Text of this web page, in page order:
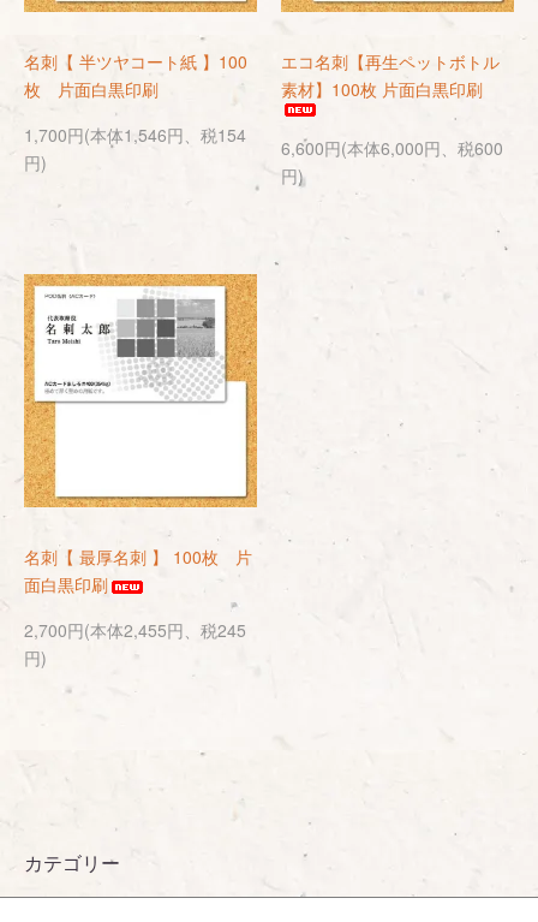
名刺【 半ツヤコート紙 】100
枚 片面白黒印刷
1,700円(本体1,546円、税154
円)
エコ名刺【再生ペットボトル
素材】100枚 片面白黒印刷
6,600円(本体6,000円、税600
円)
名刺【 最厚名刺 】 100枚 片
面白黒印刷
2,700円(本体2,455円、税245
円)
カテゴリー